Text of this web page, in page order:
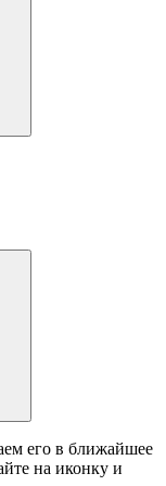
его в ближайшее
на иконку и